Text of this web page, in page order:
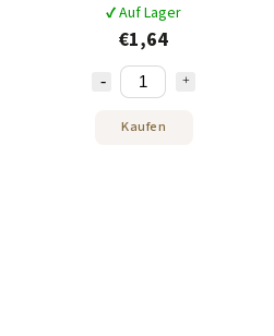
✔ Auf Lager
€1,64
Kaufen